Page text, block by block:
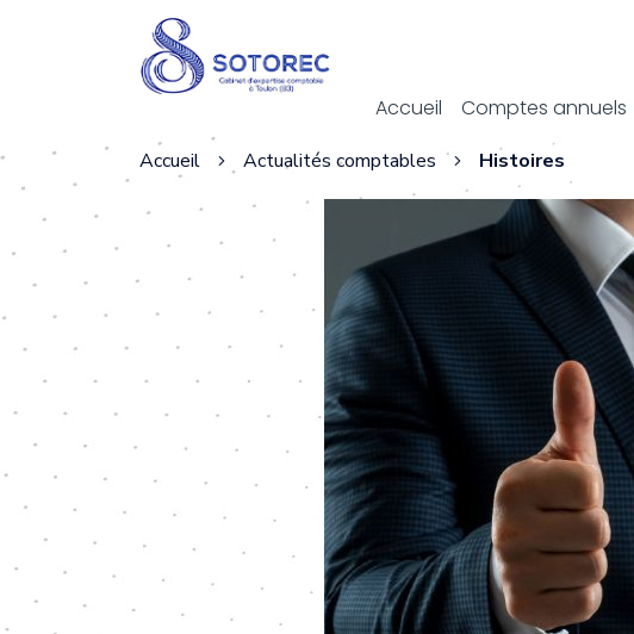
Accueil Comptes annuels
Accueil Actualités comptables Histoires